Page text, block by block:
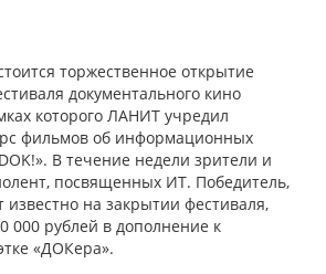
торжественное открытие
документального кино
которого ЛАНИТ учредил
фильмов об информационных
В течение недели зрители и
посвященных ИТ. Победитель,
известно на закрытии фестиваля,
000 рублей в дополнение к
«ДОКера».